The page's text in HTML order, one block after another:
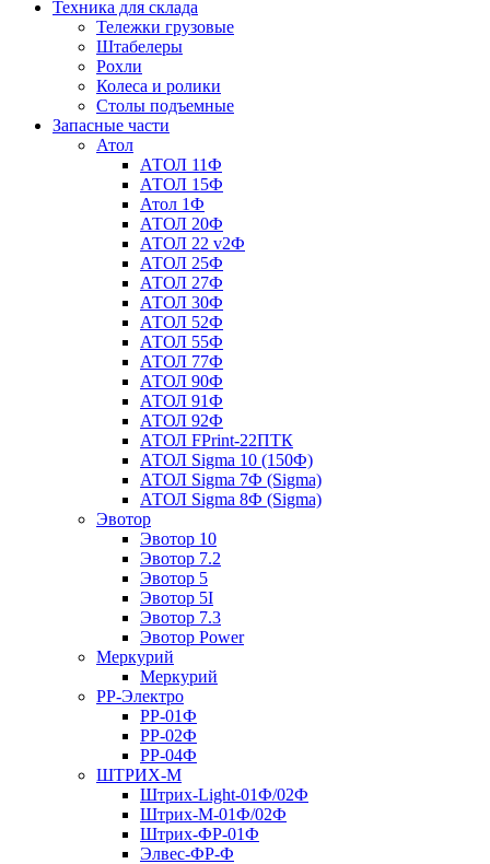
Техника для склада
Тележки грузовые
Штабелеры
Рохли
Колеса и ролики
Столы подъемные
Запасные части
Атол
АТОЛ 11Ф
АТОЛ 15Ф
Атол 1Ф
АТОЛ 20Ф
АТОЛ 22 v2Ф
АТОЛ 25Ф
АТОЛ 27Ф
АТОЛ 30Ф
АТОЛ 52Ф
АТОЛ 55Ф
АТОЛ 77Ф
АТОЛ 90Ф
АТОЛ 91Ф
АТОЛ 92Ф
АТОЛ FPrint-22ПТК
АТОЛ Sigma 10 (150Ф)
АТОЛ Sigma 7Ф (Sigma)
АТОЛ Sigma 8Ф (Sigma)
Эвотор
Эвотор 10
Эвотор 7.2
Эвотор 5
Эвотор 5I
Эвотор 7.3
Эвотор Power
Меркурий
Меркурий
РР-Электро
РР-01Ф
РР-02Ф
РР-04Ф
ШТРИХ-М
Штрих-Light-01Ф/02Ф
Штрих-М-01Ф/02Ф
Штрих-ФР-01Ф
Элвес-ФР-Ф